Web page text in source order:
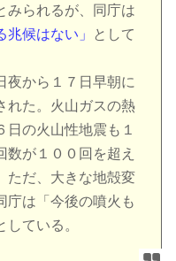
られるが、同庁は
兆候はない」
として
から１７日早朝に
れた。火山ガスの熱
の火山性地震も１
数が１００回を超え
ただ、大きな地殻変
庁は「今後の噴火も
ている。